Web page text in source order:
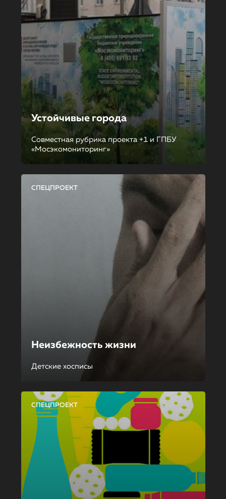
Устойчивые города
Совместная рубрика проекта +1 и ГПБУ
«Мосэкомониторинг»
СПЕЦПРОЕКТ
Неизбежность жизни
Детские хосписы
СПЕЦПРОЕКТ